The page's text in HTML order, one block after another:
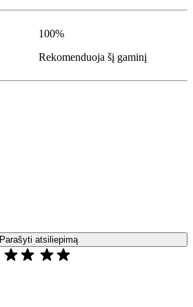
100%
Rekomenduoja šį gaminį
Parašyti atsiliepimą